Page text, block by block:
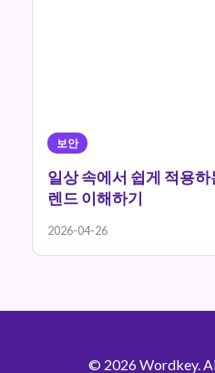
보안
일상 속에서 쉽게 적용
렌드 이해하기
2026-04-26
© 2026 Wordkey.